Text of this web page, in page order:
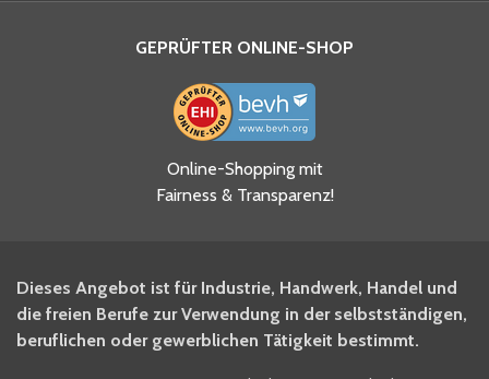
Ja, ich habe die
Datenschutzhinweise gelesen
und akzeptiere diese.
BITO Newsletter Fachwissen
Intralogistiker anmelden.
GEPRÜFTER ONLINE-SHOP
Online-Shopping mit
Fairness & Transparenz!
Dieses Angebot ist für Industrie, Handwerk, Handel und
die freien Berufe zur Verwendung in der selbstständigen,
beruflichen oder gewerblichen Tätigkeit bestimmt.